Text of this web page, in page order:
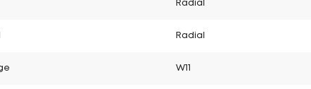
Radial
Radial
W11